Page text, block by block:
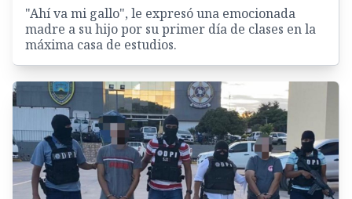
"Ahí va mi gallo", le expresó una emocionada
madre a su hijo por su primer día de clases en la
máxima casa de estudios.